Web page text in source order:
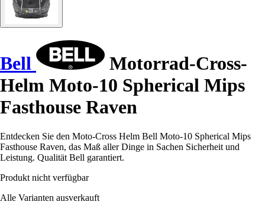
Bell
Motorrad-Cross-
Helm Moto-10 Spherical Mips
Fasthouse Raven
Entdecken Sie den Moto-Cross Helm Bell Moto-10 Spherical Mips
Fasthouse Raven, das Maß aller Dinge in Sachen Sicherheit und
Leistung. Qualität Bell garantiert.
Produkt nicht verfügbar
Alle Varianten ausverkauft